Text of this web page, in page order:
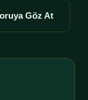
Göz At